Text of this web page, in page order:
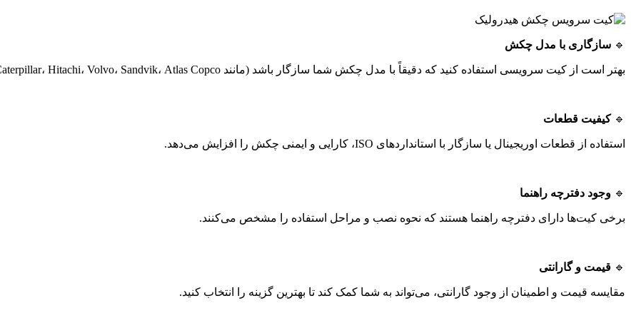
🔹 سازگاری با مدل چکش
بهتر است از کیت سرویسی استفاده کنید که دقیقاً با مدل چکش شما سازگار باشد (مانند Caterpillar، Hitachi، Volvo، Sandvik، Atlas Copco و …)
🔹کیفیت قطعات
استفاده از قطعات اوریجینال یا سازگار با استانداردهای ISO، کارایی و ایمنی چکش را افزایش می‌دهد.
🔹 وجود دفترچه راهنما
برخی کیت‌ها دارای دفترچه راهنما هستند که نحوه نصب و مراحل استفاده را مشخص می‌کنند.
🔹 قیمت و گارانتی
مقایسه قیمت و اطمینان از وجود گارانتی، می‌تواند به شما کمک کند تا بهترین گزینه را انتخاب کنید.